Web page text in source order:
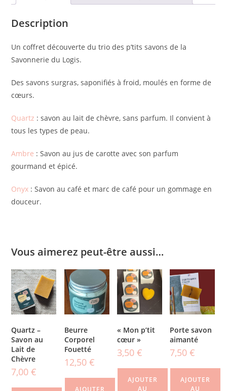
Description
Un coffret découverte du trio des p’tits savons de la
Savonnerie du Logis.
Des savons surgras, saponifiés à froid, moulés en forme de
cœurs.
Quartz : savon au lait de chèvre, sans parfum. Il convient à
tous les types de peau.
Ambre : Savon au jus de carotte avec son parfum
gourmand et épicé.
Onyx : Savon au café et marc de café pour un gommage en
douceur.
Vous aimerez peut-être aussi…
Quartz –
Savon au
Lait de
Chèvre
7,00€
Beurre
Corporel
Fouetté
12,50 €
AJOUTER
« Mon p’tit
cœur »
3,50 €
AJOUTER
AU
Porte savon
aimanté
7,50€
AJOUTER
AU